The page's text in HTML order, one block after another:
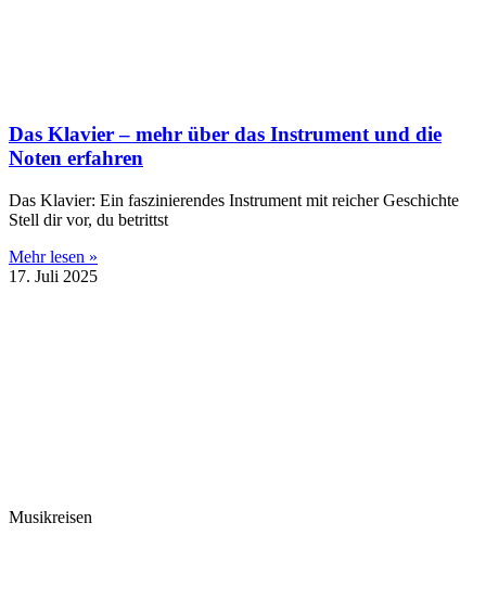
Das Klavier – mehr über das Instrument und die
Noten erfahren
Das Klavier: Ein faszinierendes Instrument mit reicher Geschichte
Stell dir vor, du betrittst
Mehr lesen »
17. Juli 2025
Musikreisen